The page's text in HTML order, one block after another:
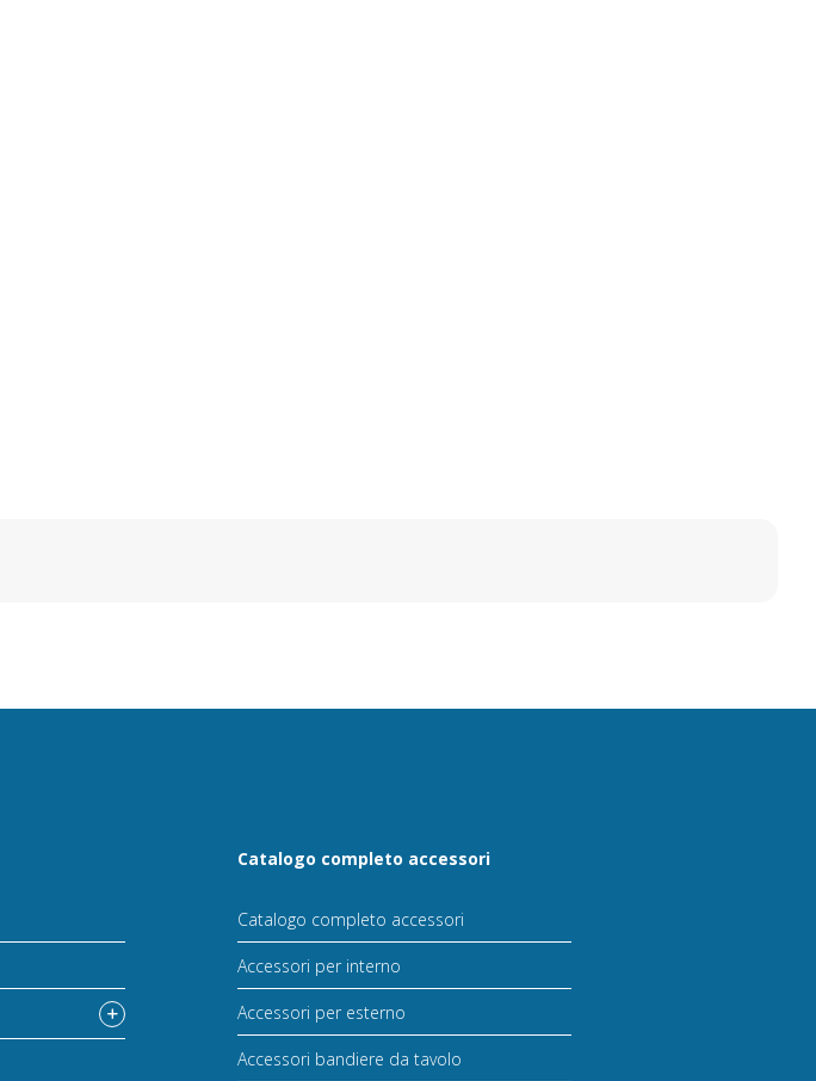
Catalogo completo accessori
Catalogo completo accessori
Accessori per interno
Accessori per esterno
Accessori bandiere da tavolo